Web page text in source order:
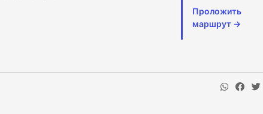
Проложить
маршрут →